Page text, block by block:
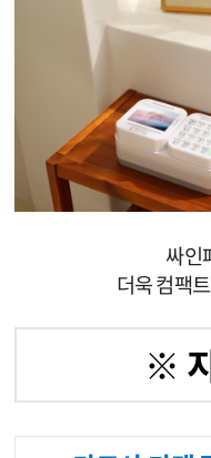
싸인
더욱 컴팩
※